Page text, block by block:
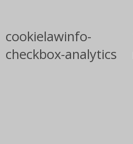
cookielawinfo-
checkbox-analytics